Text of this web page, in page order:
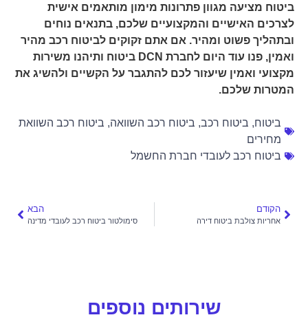
ביטוח מציעה מגוון פתרונות מימון מותאמים אישית
לצרכים האישיים והמקצועיים שלכם, בתנאים נוחים
ובתהליך פשוט ומהיר. אם אתם זקוקים לביטוח רכב מהיר
ואמין, פנו עוד היום לחברת DCN ביטוח ותיהנו משירות
מקצועי ואמין שיעזור לכם להתגבר על הקשיים ולהשיג את
המטרות שלכם.
ביטוח, ביטוח רכב, ביטוח רכב השוואה, ביטוח רכב השוואת
מחירים
ביטוח רכב לעובדי חברת החשמל
הקודם
אחריות צולבת ביטוח דירה
הבא
סימולטור ביטוח רכב לעובדי מדינה
שירותים נוספים